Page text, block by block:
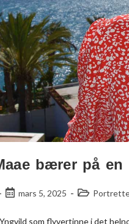
bærer på
mars 5, 2025
som flyvertinne i det